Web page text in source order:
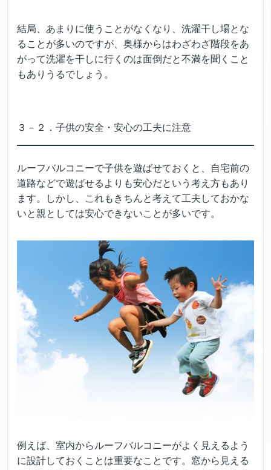
結局、あまりに使うことがなくなり、洗濯干し場とな
ることが多いのですが、奥様からはわざわざ階段をあ
がって洗濯を干しに行くのは面倒だと不満を聞くこと
もありうるでしょう。
３－２．子供の安全・安心の工夫に注意
ルーフバルコニーで子供を遊ばせておくと、自宅前の
道路などで遊ばせるよりも安心だという考え方もあり
ます。しかし、これもきちんと考えて工夫しておかな
いと親としては安心できないことが多いです。
例えば、室内からルーフバルコニーがよく見えるよう
に設計しておくことは重要なことです。窓から見える